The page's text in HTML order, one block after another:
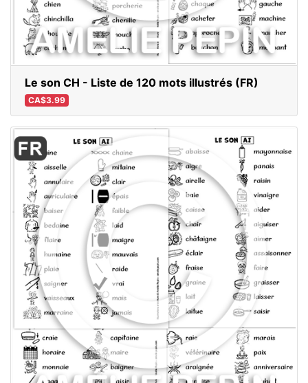
Le son CH - Liste de 120 mots illustrés (FR)
CA$3.99